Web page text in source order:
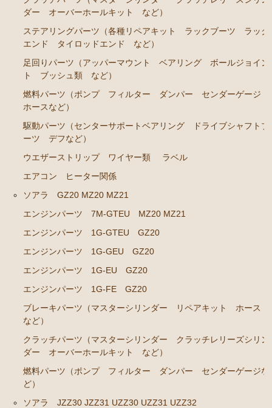
ブレーキパーツ（マスターシリンダー リペアキッ
ト ホース など）
ーズシリンダー オーバーホールキット など）
アーム タイロッドエンド など）
足回りパーツ（アッパーマウント ベアリング ボー
ルジョイント ブッシュ類 など）
燃料パーツ（ポンプ フィルター ダンパー センダ
シャフトブーツ デフなど）
マークⅡ クレスタ チェイサー GX71 MX71
エンジンパーツ 1G-GTEU
エンジンパーツ 1G-GEU前期 1984年8月～1986年8
月迄
エンジンパーツ 1G-GEU後期 1986年8月～1988年8
月迄
エンジンパーツ 1G-EU
エンジンパーツ M-TEU
ダー オーバーホールキット など）
ステアリングパーツ（各種リペアキット ラックブーツ ラック
エンド タイロッドエンド など）
足回りパーツ（アッパーマウント ベアリング ボールジョイン
ト ブッシュ類 など）
燃料パーツ（ポンプ フィルター ダンパー センダーゲージ
ホースなど）
駆動パーツ（センターサポートベアリング ドライブシャフトブ
ーツ デフなど）
ウエザーストリップ ワイヤー類
ラベル
エアコン ヒーター関係
ソアラ GZ20 MZ20 MZ21
エンジンパーツ 7M-GTEU MZ20 MZ21
エンジンパーツ 1G-GTEU GZ20
エンジンパーツ 1G-GEU GZ20
エンジンパーツ 1G-EU GZ20
エンジンパーツ 1G-FE GZ20
ブレーキパーツ（マスターシリンダー リペアキット ホース
など）
クラッチパーツ（マスターシリンダー クラッチレリーズシリン
ダー オーバーホールキット など）
燃料パーツ（ポンプ フィルター ダンパー センダーゲージな
ど）
ソアラ JZZ30 JZZ31 UZZ30 UZZ31 UZZ32